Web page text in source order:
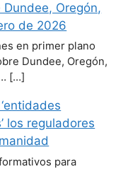
Oregón,
de 2026
en primer plano
Dundee, Oregón,
[…]
los reguladores
para